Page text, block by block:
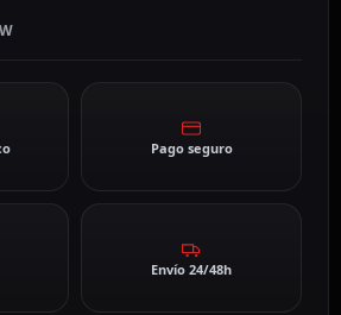
Pago seguro
Envío 24/48h